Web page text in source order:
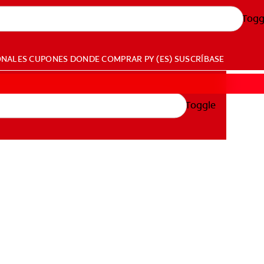
CUPONES DONDE COMPRAR PY (ES) SUSCRÍBASE
Toggle